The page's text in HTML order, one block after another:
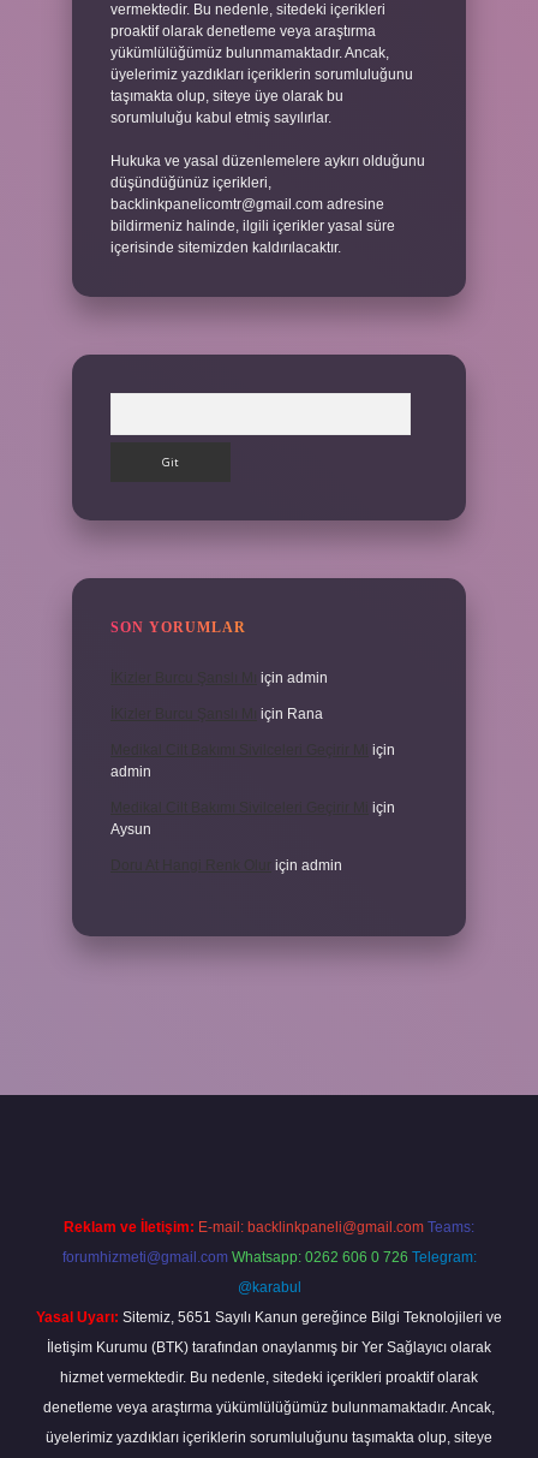
vermektedir. Bu nedenle, sitedeki içerikleri
proaktif olarak denetleme veya araştırma
yükümlülüğümüz bulunmamaktadır. Ancak,
üyelerimiz yazdıkları içeriklerin sorumluluğunu
taşımakta olup, siteye üye olarak bu
sorumluluğu kabul etmiş sayılırlar.
Hukuka ve yasal düzenlemelere aykırı olduğunu
düşündüğünüz içerikleri,
backlinkpanelicomtr@gmail.com adresine
bildirmeniz halinde, ilgili içerikler yasal süre
içerisinde sitemizden kaldırılacaktır.
SON YORUMLAR
için admin
için Rana
için
admin
Medikal Cilt Bakımı Sivilceleri Geçirir Mi
için
Aysun
için admin
Reklam ve İletişim: E-mail: backlinkpaneli@gmail.com Teams:
forumhizmeti@gmail.com Whatsapp: 0262 606 0 726 Telegram:
@karabul
Yasal Uyarı: Sitemiz, 5651 Sayılı Kanun gereğince Bilgi Teknolojileri ve
İletişim Kurumu (BTK) tarafından onaylanmış bir Yer Sağlayıcı olarak
hizmet vermektedir. Bu nedenle, sitedeki içerikleri proaktif olarak
denetleme veya araştırma yükümlülüğümüz bulunmamaktadır. Ancak,
üyelerimiz yazdıkları içeriklerin sorumluluğunu taşımakta olup, siteye